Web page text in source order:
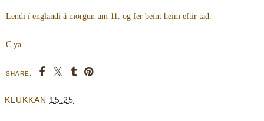
Lendi í englandi á morgun um 11. og fer beint heim eftir tad.
C ya
SHARE:
KLUKKAN 15:25